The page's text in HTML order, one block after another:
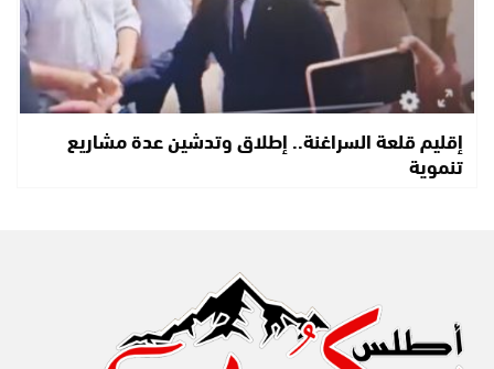
إقليم قلعة السراغنة.. إطلاق وتدشين عدة مشاريع
تنموية